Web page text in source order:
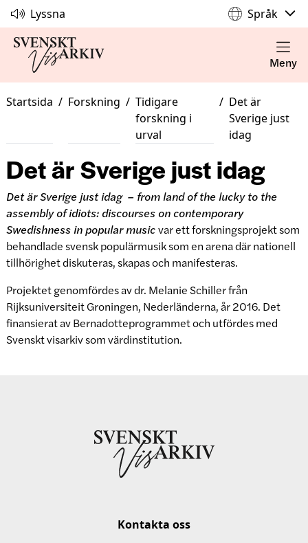
Lyssna Språk
Meny
Startsida / Forskning / Tidigare
forskning i
urval
/ Det är
Sverige just
idag
Det är Sverige just idag
Det är Sverige just idag – from land of the lucky to the
assembly of idiots: discourses on contemporary
Swedishness in popular musicvar ett forskningsprojekt som
behandlade svensk populärmusik som en arena där nationell
tillhörighet diskuteras, skapas och manifesteras.
Projektet genomfördes av dr. Melanie Schiller från
Rijksuniversiteit Groningen, Nederländerna, år 2016. Det
finansierat av Bernadotteprogrammet och utfördes med
Svenskt visarkiv som värdinstitution.
Kontakta oss